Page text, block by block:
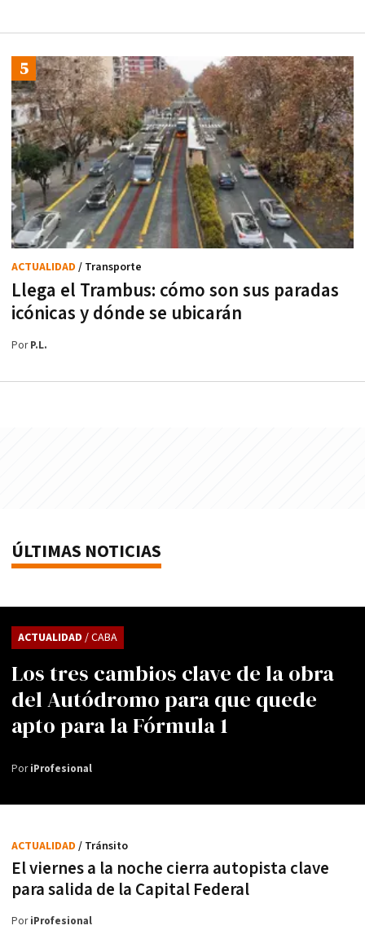
Llega el Trambus: cómo son sus paradas
icónicas y dónde se ubicarán
ACTUALIDAD / Transporte
PorP.L.
ÚLTIMAS NOTICIAS
Los tres cambios clave de la obra
del Autódromo para que quede
apto para la Fórmula 1
ACTUALIDAD / CABA
PoriProfesional
El viernes a la noche cierra autopista clave
para salida de la Capital Federal
ACTUALIDAD / Tránsito
PoriProfesional